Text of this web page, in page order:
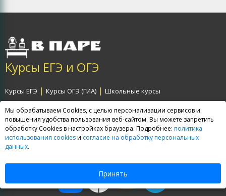
Мы обрабатываем Cookies, с целью персонализации сервисов и
повышения удобства пользования веб-сайтом. Вы можете запретить
обработку Cookies в настройках браузера. Подробнее: политика
использования cookiesи согласие на обработку персональных
данных.
Принять
Курсы ЕГЭ и ОГЭ
Курсы ЕГЭ | Курсы ОГЭ (ГИА) | Школьные курсы
Договор-оферта|Политика обработки персональных данных
Согласие на обработку персональных данных|Карта сайта